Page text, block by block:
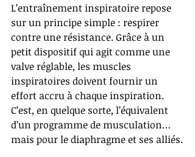
L’entraînement inspiratoire repose
sur un principe simple : respirer
contre une résistance. Grâce à un
petit dispositif qui agit comme une
valve réglable, les muscles
inspiratoires doivent fournir un
effort accru à chaque inspiration.
C’est, en quelque sorte, l’équivalent
d’un programme de musculation…
mais pour le diaphragme et ses alliés.